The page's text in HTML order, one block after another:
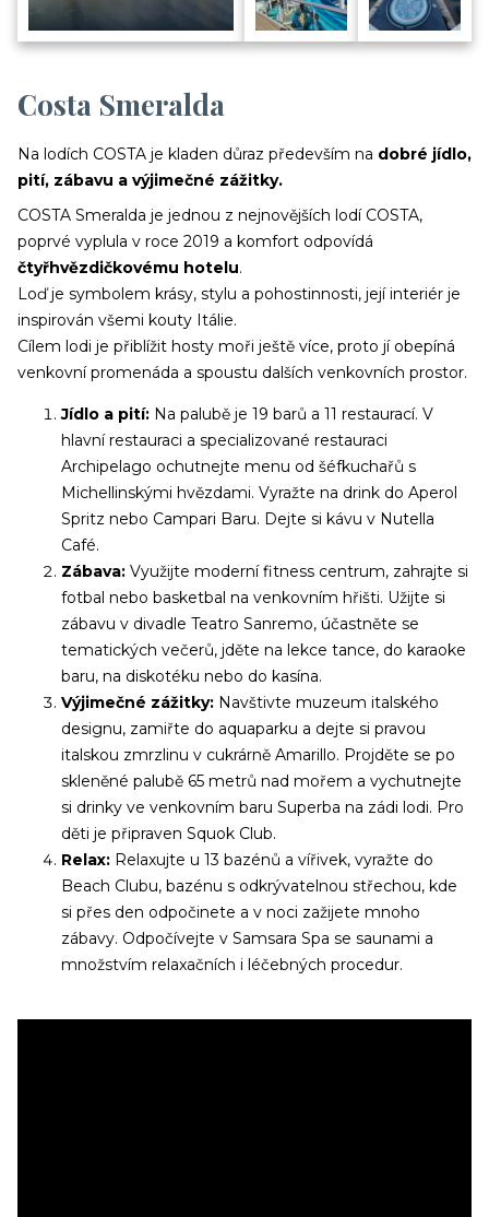
Costa Smeralda
Na lodích COSTA je kladen důraz především na dobré jídlo,
pití, zábavu a výjimečné zážitky.
COSTA Smeralda je jednou z nejnovějších lodí COSTA,
poprvé vyplula v roce 2019 a komfort odpovídá
čtyřhvězdičkovému hotelu.
Loď je symbolem krásy, stylu a pohostinnosti, její interiér je
inspirován všemi kouty Itálie.
Cílem lodi je přiblížit hosty moři ještě více, proto jí obepíná
venkovní promenáda a spoustu dalších venkovních prostor.
Jídlo a pití: Na palubě je 19 barů a 11 restaurací. V
hlavní restauraci a specializované restauraci
Archipelago ochutnejte menu od šéfkuchařů s
Michellinskými hvězdami. Vyražte na drink do Aperol
Spritz nebo Campari Baru. Dejte si kávu v Nutella
Café.
Zábava: Využijte moderní fitness centrum, zahrajte si
fotbal nebo basketbal na venkovním hřišti. Užijte si
zábavu v divadle Teatro Sanremo, účastněte se
tematických večerů, jděte na lekce tance, do karaoke
baru, na diskotéku nebo do kasína.
Výjimečné zážitky: Navštivte muzeum italského
designu, zamiřte do aquaparku a dejte si pravou
italskou zmrzlinu v cukrárně Amarillo. Projděte se po
skleněné palubě 65 metrů nad mořem a vychutnejte
si drinky ve venkovním baru Superba na zádi lodi. Pro
děti je připraven Squok Club.
Relax: Relaxujte u 13 bazénů a vířivek, vyražte do
Beach Clubu, bazénu s odkrývatelnou střechou, kde
si přes den odpočinete a v noci zažijete mnoho
zábavy. Odpočívejte v Samsara Spa se saunami a
množstvím relaxačních i léčebných procedur.